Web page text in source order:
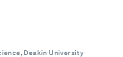
Deakin University